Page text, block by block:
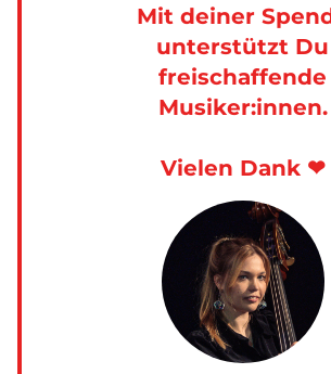
Mit deiner
unterstützt Du
freischaffende
Musiker:innen.
Vielen Dank ❤